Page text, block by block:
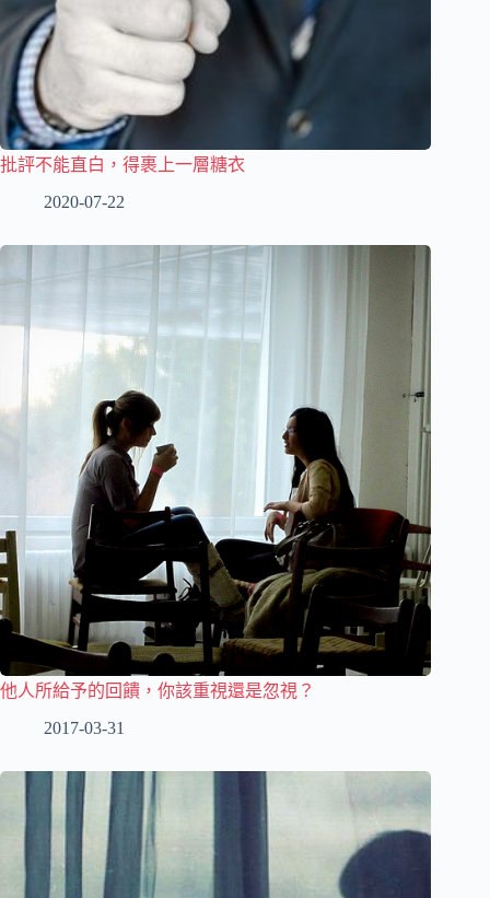
批評不能直白，得裹上一層糖衣
2020-07-22
他人所給予的回饋，你該重視還是忽視？
2017-03-31